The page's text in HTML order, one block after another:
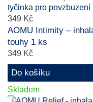
349 Kč
AOMU Intimity –
touhy 1 ks
349 Kč
Do košíku
Skladem